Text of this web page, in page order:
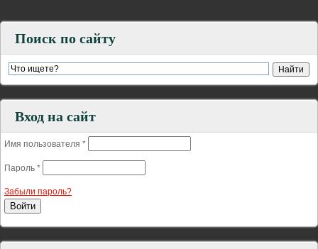
Поиск по сайту
Вход на сайт
Имя пользователя *
Пароль *
Забыли пароль?